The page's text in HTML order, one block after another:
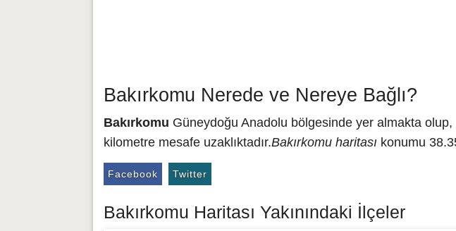
Bakırkomu Nerede ve Nereye Bağlı?
Bakırkomu Güneydoğu Anadolu bölgesinde yer almakta olup,
kilometre mesafe uzaklıktadır.Bakırkomu haritası konumu
Facebook Twitter
Bakırkomu Haritası Yakınındaki İlçeler